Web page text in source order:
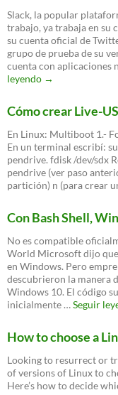
Slack, la popular
trabajo, ya trabaja en su
su cuenta oficial de
grupo de prueba de su
cuenta con aplicaciones
leyendo Ya
apuntarse
la
beta
de
Slack
para
→
Cómo crear Live-
En Linux: Multiboot 1.-
En un terminal escribí:
pendrive. fdisk /dev/sdx
pendrive (ver paso
partición) n (para crear
Con Bash Shell,
No es compatible
World Microsoft dijo que
en Windows. Pero
descubrieron la manera
Windows 10. El código
inicialmente …Seguir
How to choose a
Looking to resurrect or
of versions of Linux to
Here’s how to decide